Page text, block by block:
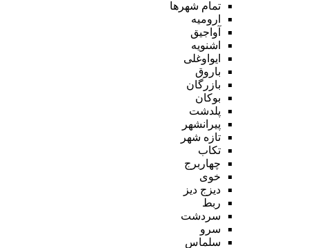
تمام شهر‌ها
ارومیه
آواجیق
اشنویه
ایواوغلی
باروق
بازرگان
بوکان
پلدشت
پیرانشهر
تازه شهر
تکاب
چهاربرج
خوی
دیزج دیز
ربط
سردشت
سرو
سلماس